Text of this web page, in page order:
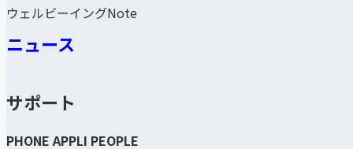
ウェルビーイングNote
ニュース
サポート
PHONE APPLI PEOPLE